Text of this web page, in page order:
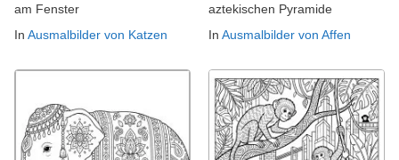
am Fenster
In Ausmalbilder von Katzen
aztekischen Pyramide
In Ausmalbilder von Affen